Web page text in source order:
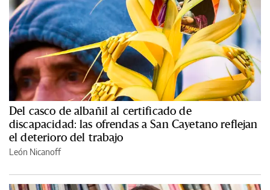
Del casco de albañil al certificado de
discapacidad: las ofrendas a San Cayetano reflejan
el deterioro del trabajo
León Nicanoff